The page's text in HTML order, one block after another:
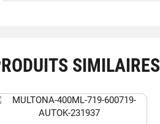
SIMILAIRES